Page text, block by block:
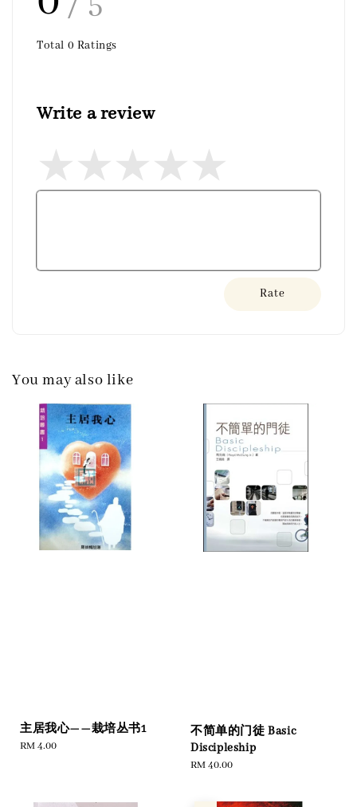
Total 0 Ratings
Write a review
Rate
You may also like
主居我心——栽培丛书1
Regular
RM 4.00
不简单的门徒 Basic
Discipleship
Regular
RM 40.00